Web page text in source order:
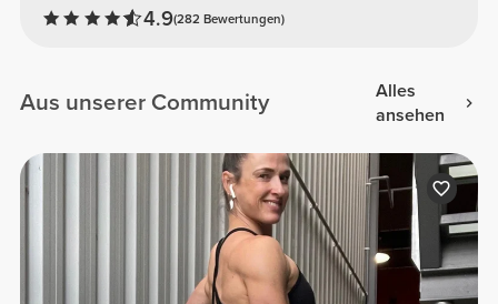
4.9(282 Bewertungen)
Aus unserer Community
Alles
ansehen